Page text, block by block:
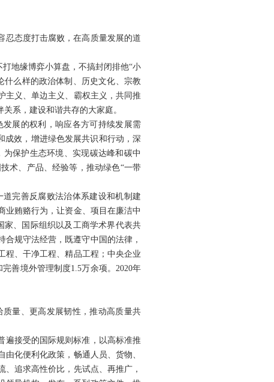
忍态度打击腐败，在高质量发展的道
地缘博弈小算盘，不搞封闭排他“小
什么样的政治体制、历史文化、宗教
主义、单边主义、霸权主义，共同推
系，建设和谐共存的大家庭。
展的权利，响应各方可持续发展需
成效，增进绿色发展共识和行动，深
保护生态环境、实现碳达峰和碳中
术、产品、经验等，推动绿色“一带
完善反腐败法治体系建设和机制建
业贿赂行为，让资金、项目在廉洁中
家、国际组织以及工商学术界代表共
规守法经营，既遵守中国的法律，
程、干净工程、精品工程；中央企业
善境外管理制度1.5万余项。2020年
量、更高发展韧性，推动高质量共
遍接受的国际规则标准，以高标准推
化便利化政策，畅通人员、货物、
追求高性价比，先试点、再推广，